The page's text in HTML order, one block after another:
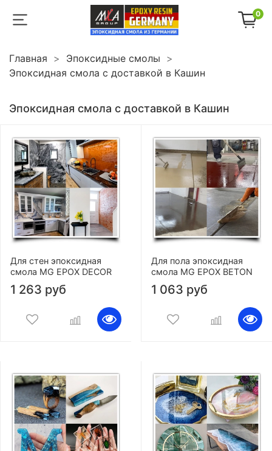
0
Главная
Эпоксидные смолы
Эпоксидная смола с доставкой в Кашин
Эпоксидная смола с доставкой в Кашин
Для стен эпоксидная
смола MG EPOX DECOR
1 263 руб
Для пола эпоксидная
смола MG EPOX BETON
1 063 руб